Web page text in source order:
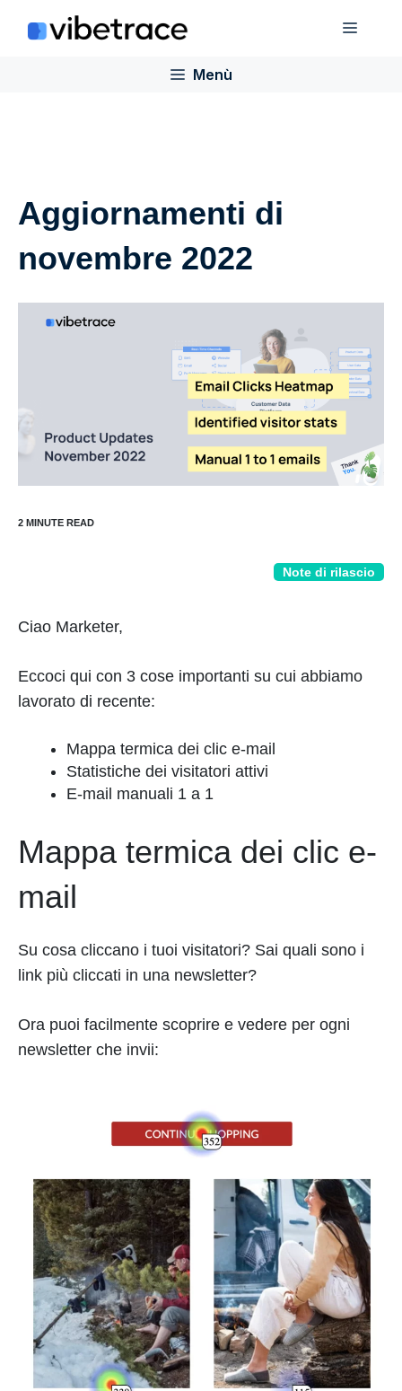
Menù
Menù
Aggiornamenti di
novembre 2022
Note di rilascio
Ciao Marketer,
Eccoci qui con 3 cose importanti su cui abbiamo
lavorato di recente:
Mappa termica dei clic e-mail
Statistiche dei visitatori attivi
E-mail manuali 1 a 1
Mappa termica dei clic e-
mail
Su cosa cliccano i tuoi visitatori? Sai quali sono i
link più cliccati in una newsletter?
Ora puoi facilmente scoprire e vedere per ogni
newsletter che invii: